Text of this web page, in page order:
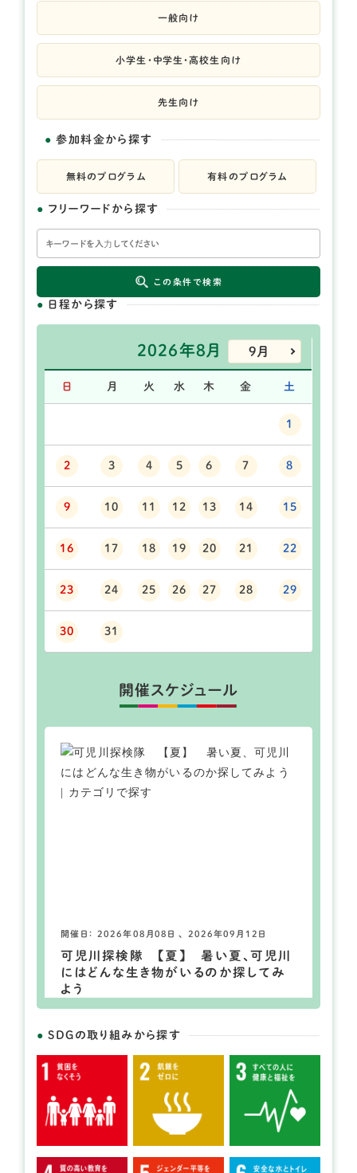
一般向け
小学生・中学生・高校生向け
先生向け
参加料金から探す
無料のプログラム 有料のプログラム
フリーワードから探す
この条件で検索
日程から探す
2026年8月 9月
日 月 火 水 木 金 土
1
2 3 4 5 6 7 8
9 10 11 12 13 14 15
16 17 18 19 20 21 22
23 24 25 26 27 28 29
30 31
開催スケジュール
開催日： 2026年08月08日 、 2026年09月12日
可児川探検隊 【夏】 暑い夏、可児川
にはどんな生き物がいるのか探してみ
よう
SDGの取り組みから探す